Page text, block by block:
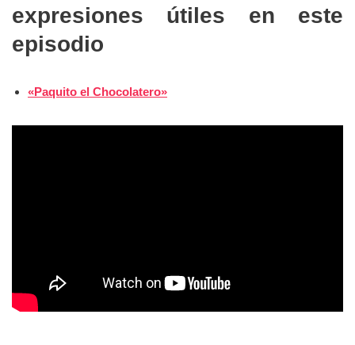
expresiones útiles en este
episodio
«Paquito el Chocolatero»